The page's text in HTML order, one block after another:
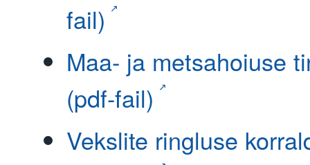
fail)
Maa- ja metsahoiuse
(pdf-fail)
Vekslite ringluse